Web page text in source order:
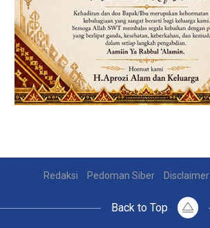
Redaksi Pedoman Siber Disclaimer
Back to Top